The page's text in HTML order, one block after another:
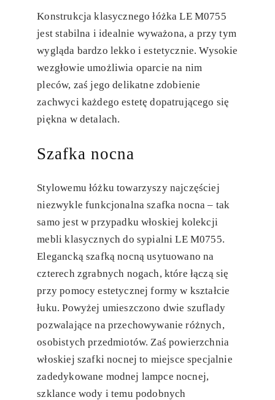
Konstrukcja klasycznego łóżka LE M0755
jest stabilna i idealnie wyważona, a przy tym
wygląda bardzo lekko i estetycznie. Wysokie
wezgłowie umożliwia oparcie na nim
pleców, zaś jego delikatne zdobienie
zachwyci każdego estetę dopatrującego się
piękna w detalach.
Szafka nocna
Stylowemu łóżku towarzyszy najczęściej
niezwykle funkcjonalna szafka nocna – tak
samo jest w przypadku włoskiej kolekcji
mebli klasycznych do sypialni LE M0755.
Elegancką szafką nocną usytuowano na
czterech zgrabnych nogach, które łączą się
przy pomocy estetycznej formy w kształcie
łuku. Powyżej umieszczono dwie szuflady
pozwalające na przechowywanie różnych,
osobistych przedmiotów. Zaś powierzchnia
włoskiej szafki nocnej to miejsce specjalnie
zadedykowane modnej lampce nocnej,
szklance wody i temu podobnych